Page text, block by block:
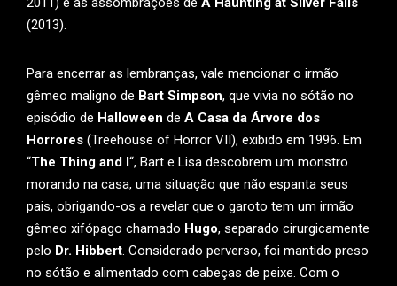
(2013).
Para encerrar as lembranças, vale mencionar o irmão
gêmeo maligno de Bart Simpson, que vivia no sótão no
episódio de Halloween de A Casa da Árvore dos
Horrores (Treehouse of Horror VII), exibido em 1996. Em
“The Thing and I“, Bart e Lisa descobrem um monstro
morando na casa, uma situação que não espanta seus
pais, obrigando-os a revelar que o garoto tem um irmão
gêmeo xifópago chamado Hugo, separado cirurgicamente
pelo Dr. Hibbert. Considerado perverso, foi mantido preso
no sótão e alimentado com cabeças de peixe. Com o